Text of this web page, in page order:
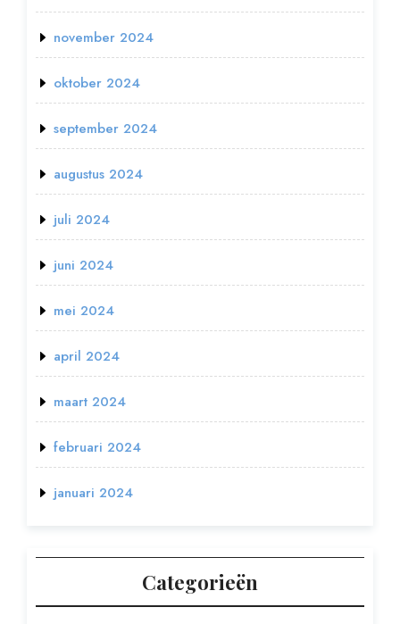
november 2024
oktober 2024
september 2024
augustus 2024
juli 2024
juni 2024
mei 2024
april 2024
maart 2024
februari 2024
januari 2024
Categorieën